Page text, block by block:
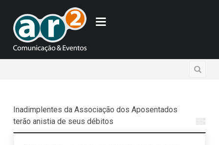
Inadimplentes da Associação dos Aposentados
terão anistia de seus débitos